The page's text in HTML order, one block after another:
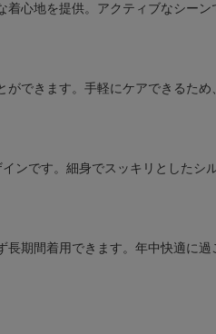
着心地を提供。アクティブなシー
ができます。手軽にケアできるため
ンです。細身でスッキリとしたシ
長期間着用できます。年中快適に過